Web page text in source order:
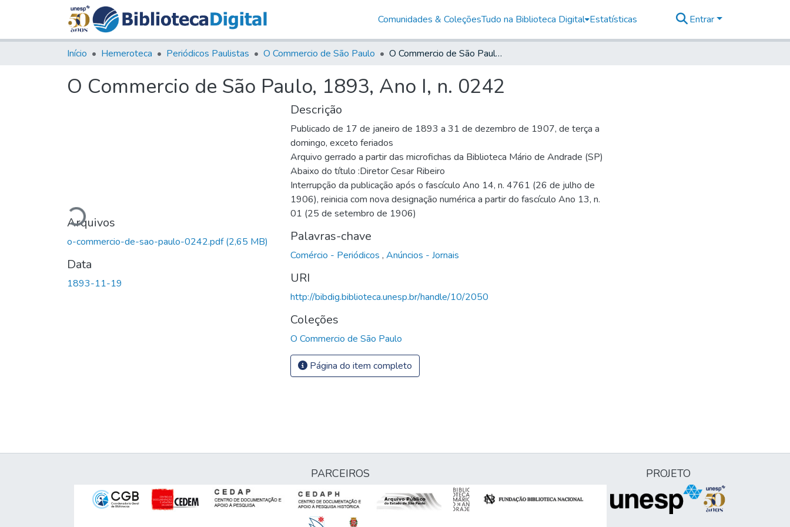
Comunidades & ColeçõesTudo na Biblioteca Digital Estatísticas Entrar
Início Hemeroteca Periódicos Paulistas O Commercio de São Paulo O Commercio de São Paulo, 1893, Ano I, n. 0242
O Commercio de São Paulo, 1893, Ano I, n. 0242
Carregando...
Arquivos
o-commercio-de-sao-paulo-0242.pdf(2,65 MB)
Data
1893-11-19
Descrição
Publicado de 17 de janeiro de 1893 a 31 de dezembro de 1907, de terça a
domingo, exceto feriados
Arquivo gerrado a partir das microfichas da Biblioteca Mário de Andrade (SP)
Abaixo do título :Diretor Cesar Ribeiro
Interrupção da publicação após o fascículo Ano 14, n. 4761 (26 de julho de
1906), reinicia com nova designação numérica a partir do fascículo Ano 13, n.
01 (25 de setembro de 1906)
Palavras-chave
Comércio - Periódicos , Anúncios - Jornais
URI
http://bibdig.biblioteca.unesp.br/handle/10/2050
Coleções
O Commercio de São Paulo
Página do item completo
PARCEIROS PROJETO